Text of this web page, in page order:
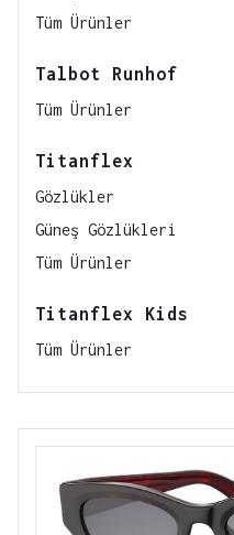
Tüm Ürünler
Talbot Runhof
Tüm Ürünler
Titanflex
Gözlükler
Güneş Gözlükleri
Tüm Ürünler
Titanflex Kids
Tüm Ürünler